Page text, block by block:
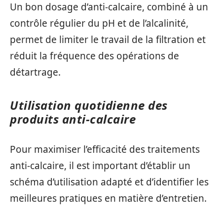
Un bon dosage d’anti-calcaire, combiné à un
contrôle régulier du pH et de l’alcalinité,
permet de limiter le travail de la filtration et
réduit la fréquence des opérations de
détartrage.
Utilisation quotidienne des
produits anti-calcaire
Pour maximiser l’efficacité des traitements
anti-calcaire, il est important d’établir un
schéma d’utilisation adapté et d’identifier les
meilleures pratiques en matière d’entretien.